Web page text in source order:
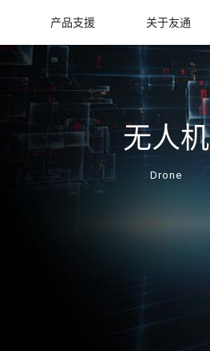
产品支援 关于友通
无人机
Drone